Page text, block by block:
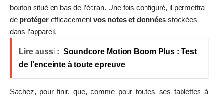
bouton situé en bas de l’écran. Une fois configuré, il permettra
de protéger efficacement vos notes et données stockées
dans l’appareil.
Lire aussi : Soundcore Motion Boom Plus : Test
de l'enceinte à toute epreuve
Sachez, pour finir, que, comme pour toutes ses tablettes à